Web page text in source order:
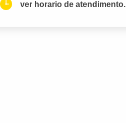
ver horario de atendimento.